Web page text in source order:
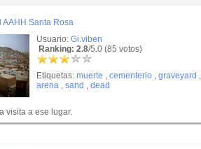
AAHH Santa Rosa
Usuario: Gi.viben
Ranking: 2.8/5.0 (85 votos)
Etiquetas: muerte , cementerio , graveyard
arena , sand , dead
visita a ese lugar.